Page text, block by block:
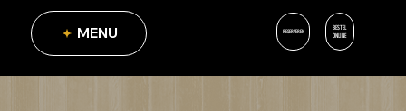
RESERVEREN
BESTEL
ONLINE
MENU